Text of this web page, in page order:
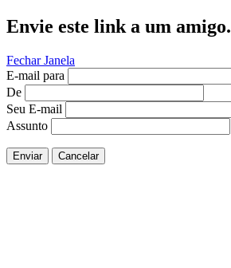
Envie este link a um amigo.
Fechar Janela
E-mail para
De
Seu E-mail
Assunto
Enviar Cancelar